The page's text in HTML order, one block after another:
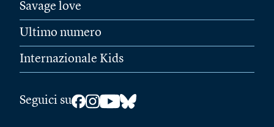
Savage love
Ultimo numero
Internazionale Kids
Seguici su